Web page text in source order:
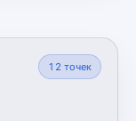
12 точек